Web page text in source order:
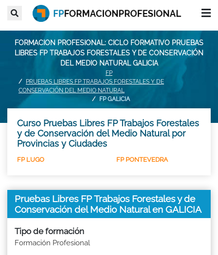
FORMACION PROFESIONAL: CICLO FORMATIVO PRUEBAS
LIBRES FP TRABAJOS FORESTALES Y DE CONSERVACIÓN
DEL MEDIO NATURAL GALICIA
FP
PRUEBAS LIBRES FP TRABAJOS FORESTALES Y DE
CONSERVACIÓN DEL MEDIO NATURAL
FP GALICIA
Curso Pruebas Libres FP Trabajos Forestales
y de Conservación del Medio Natural por
Provincias y Ciudades
FP LUGO FP PONTEVEDRA
Pruebas Libres FP Trabajos Forestales y de
Conservación del Medio Natural en GALICIA
Tipo de formación
Formación Profesional